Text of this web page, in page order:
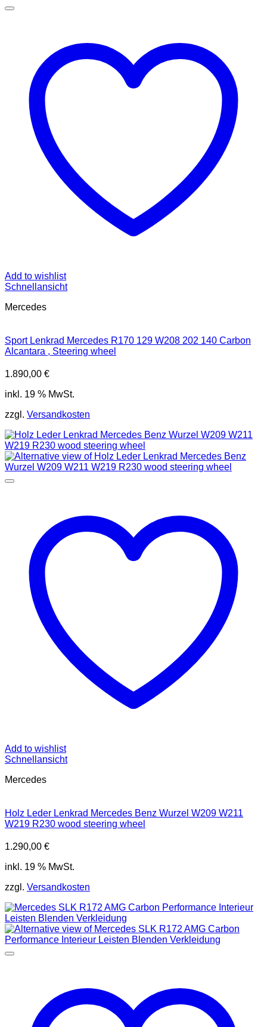
Add to wishlist
Schnellansicht
Mercedes
Sport Lenkrad Mercedes R170 129 W208 202 140 Carbon
Alcantara , Steering wheel
1.890,00 €
inkl. 19 % MwSt.
zzgl. Versandkosten
Add to wishlist
Schnellansicht
Mercedes
Holz Leder Lenkrad Mercedes Benz Wurzel W209 W211
W219 R230 wood steering wheel
1.290,00 €
inkl. 19 % MwSt.
zzgl. Versandkosten